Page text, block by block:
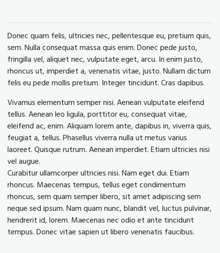
Donec quam felis, ultricies nec, pellentesque eu, pretium quis,
sem. Nulla consequat massa quis enim. Donec pede justo,
fringilla vel, aliquet nec, vulputate eget, arcu. In enim justo,
rhoncus ut, imperdiet a, venenatis vitae, justo. Nullam dictum
felis eu pede mollis pretium. Integer tincidunt. Cras dapibus.
Vivamus elementum semper nisi. Aenean vulputate eleifend
tellus. Aenean leo ligula, porttitor eu, consequat vitae,
eleifend ac, enim. Aliquam lorem ante, dapibus in, viverra quis,
feugiat a, tellus. Phasellus viverra nulla ut metus varius
laoreet. Quisque rutrum. Aenean imperdiet. Etiam ultricies nisi
vel augue.
Curabitur ullamcorper ultricies nisi. Nam eget dui. Etiam
rhoncus. Maecenas tempus, tellus eget condimentum
rhoncus, sem quam semper libero, sit amet adipiscing sem
neque sed ipsum. Nam quam nunc, blandit vel, luctus pulvinar,
hendrerit id, lorem. Maecenas nec odio et ante tincidunt
tempus. Donec vitae sapien ut libero venenatis faucibus.